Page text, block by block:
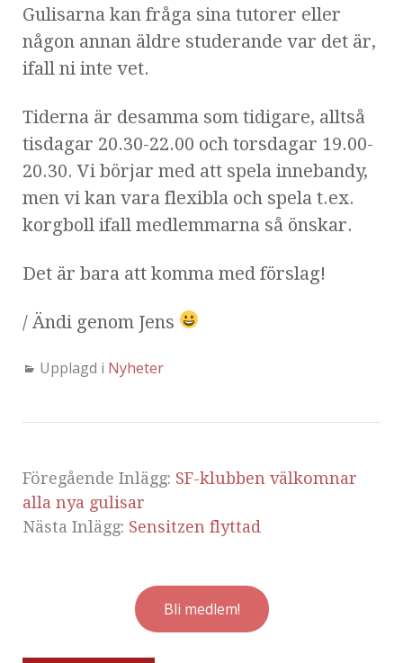
Gulisarna kan fråga sina tutorer eller
någon annan äldre studerande var det är,
ifall ni inte vet.
Tiderna är desamma som tidigare, alltså
tisdagar 20.30-22.00 och torsdagar 19.00-
20.30. Vi börjar med att spela innebandy,
men vi kan vara flexibla och spela t.ex.
korgboll ifall medlemmarna så önskar.
Det är bara att komma med förslag!
/ Ändi genom Jens
Upplagd i Nyheter
Föregående Inlägg: SF-klubben välkomnar
alla nya gulisar
Nästa Inlägg: Sensitzen flyttad
Bli medlem!